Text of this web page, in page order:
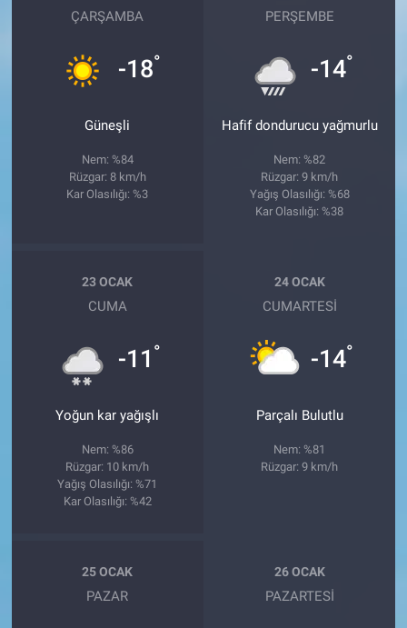
ÇARŞAMBA
-18°
Güneşli
Nem: %84
Rüzgar: 8 km/h
Kar Olasılığı: %3
PERŞEMBE
-14°
Hafif dondurucu yağmurlu
Nem: %82
Rüzgar: 9 km/h
Yağış Olasılığı: %68
Kar Olasılığı: %38
23 OCAK
CUMA
-11 °
Yoğun kar yağışlı
Nem: %86
Rüzgar: 10 km/h
Yağış Olasılığı: %71
Kar Olasılığı: %42
24 OCAK
CUMARTESI
-14°
Parçalı Bulutlu
Nem: %81
Rüzgar: 9 km/h
25 OCAK
PAZAR
26 OCAK
PAZARTESI